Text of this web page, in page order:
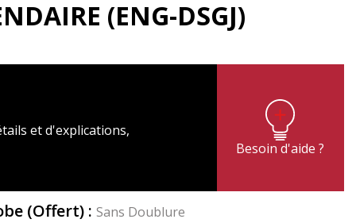
(ENG-DSGJ)
et d'explications,
Besoin d'aide ?
(Offert) : Sans Doublure